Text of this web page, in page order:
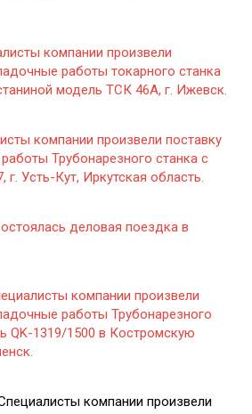
компании произвели
работы токарного станка
модель ТСК 46А, г. Ижевск.
компании произвели поставку
Трубонарезного станка с
Усть-Кут, Иркутская область.
деловая поездка в
компании произвели
работы Трубонарезного
QK-1319/1500 в Костромскую
компании произвели